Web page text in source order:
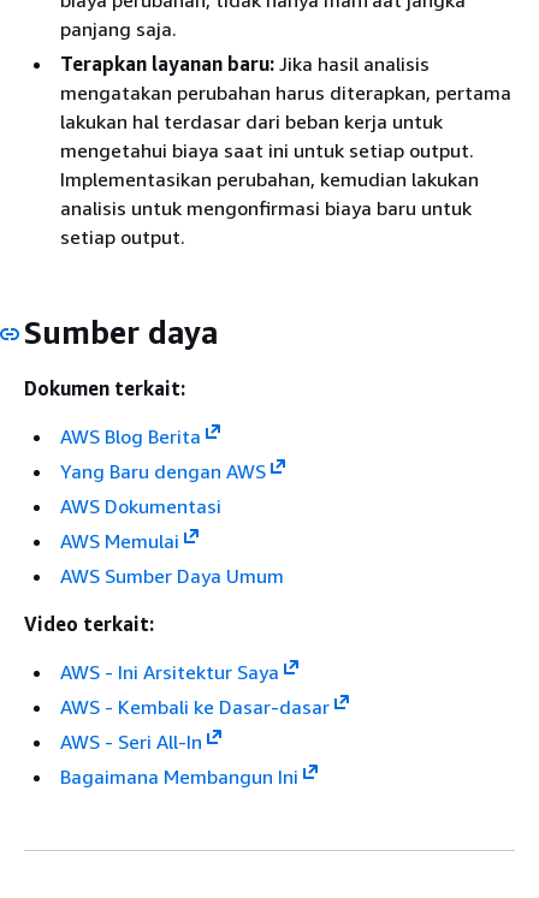
panjang saja.
Terapkan layanan baru: Jika hasil analisis
mengatakan perubahan harus diterapkan, pertama
lakukan hal terdasar dari beban kerja untuk
mengetahui biaya saat ini untuk setiap output.
Implementasikan perubahan, kemudian lakukan
analisis untuk mengonfirmasi biaya baru untuk
setiap output.
Sumber daya
Dokumen terkait:
AWS Blog Berita
Yang Baru dengan AWS
AWS Dokumentasi
AWS Memulai
AWS Sumber Daya Umum
Video terkait:
AWS - Ini Arsitektur Saya
AWS - Kembali ke Dasar-dasar
AWS - Seri All-In
Bagaimana Membangun Ini